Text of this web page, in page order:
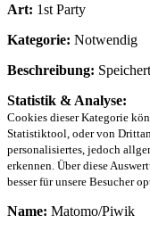
Art: 1st Party
Kategorie: Notwendig
Beschreibung:
Statistik & Analyse:
Cookies dieser Kategorie
Statistiktool, oder von
personalisiertes, jedoch
erkennen. Über diese
besser für unsere Besucher
Name: Matomo/Piwik